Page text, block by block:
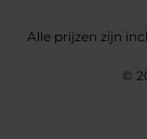
Alle prijzen zijn
©